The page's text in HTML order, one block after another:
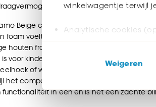
winkelwagentje terwijl
Analytische cookies
ook buiten de
Klik op ‘Ja, alles
Weigeren
90 kg
Beige combineert speels comfort met
foam voelt de stoel heerlijk aan en nodigt
houten frame zorgt voor stabiliteit en een
voor kinderen, maar ook tegen een
of woonkamer. Het moderne,
het compacte formaat ervoor zorgt dat hij
functionaliteit in één en is het een zachte